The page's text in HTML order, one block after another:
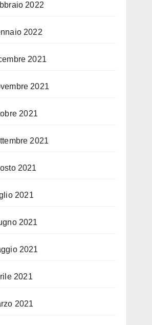
2022
2022
2021
2021
2021
2021
2021
2021
2021
2021
2021
2021